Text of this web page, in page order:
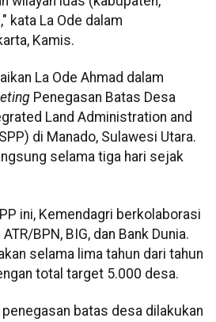
kata La Ode dalam
Kamis.
La Ode Ahmad dalam
Penegasan Batas Desa
Land Administration and
di Manado, Sulawesi Utara.
selama tiga hari sejak
ini, Kemendagri berkolaborasi
BPN, BIG, dan Bank Dunia.
selama lima tahun dari tahun
total target 5.000 desa.
batas desa dilakukan